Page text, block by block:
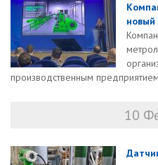
новый
производственным
10